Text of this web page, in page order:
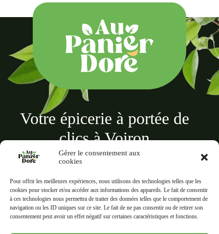
Gérer le consentement aux
cookies
Pour offrir les meilleures expériences, nous utilisons des technologies telles que les
cookies pour stocker et/ou accéder aux informations des appareils. Le fait de consentir
à ces technologies nous permettra de traiter des données telles que le comportement de
navigation ou les ID uniques sur ce site. Le fait de ne pas consentir ou de retirer son
consentement peut avoir un effet négatif sur certaines caractéristiques et fonctions.
Votre épicerie à portée de
clics à Voiron
Au panier doré
18 Rue des Terreaux, 38500 Voiron